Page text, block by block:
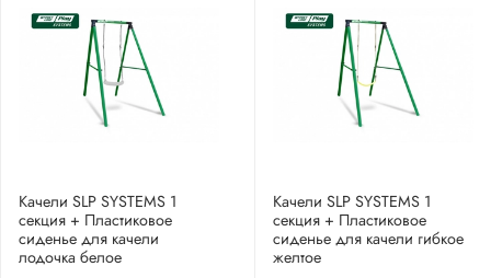
Качели SLP SYSTEMS 1
секция + Пластиковое
сиденье для качели
лодочка белое
Качели SLP SYSTEMS 1
секция + Пластиковое
сиденье для качели гибкое
желтое